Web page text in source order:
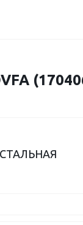
СТАЛЬНАЯ